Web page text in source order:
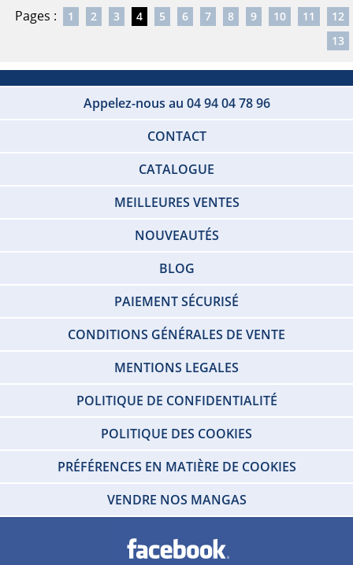
Pages : 1 2 3 4 5 6 7 8 9 10 11
12
13
Appelez-nous au 04 94 04 78 96
CONTACT
CATALOGUE
MEILLEURES VENTES
NOUVEAUTÉS
BLOG
PAIEMENT SÉCURISÉ
CONDITIONS GÉNÉRALES DE VENTE
MENTIONS LEGALES
POLITIQUE DE CONFIDENTIALITÉ
POLITIQUE DES COOKIES
PRÉFÉRENCES EN MATIÈRE DE COOKIES
VENDRE NOS MANGAS